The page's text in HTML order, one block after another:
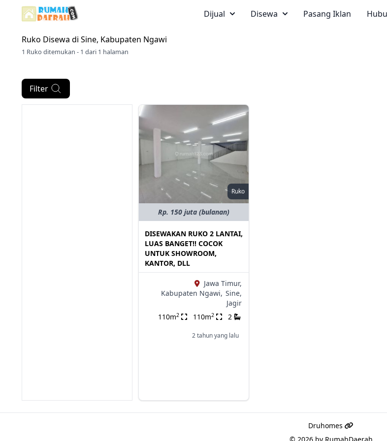
Dijual Disewa Pasang Iklan
Ruko Disewa di Sine, Kabupaten Ngawi
1 Ruko ditemukan - 1 dari 1 halaman
Filter
Ruko
Rp. 150 juta (bulanan)
DISEWAKAN RUKO 2 LANTAI,
LUAS BANGET!! COCOK
UNTUK SHOWROOM,
KANTOR, DLL
Jawa Timur,
Kabupaten Ngawi, Sine,
Jagir
110m2 110m2 2
2 tahun yang lalu
Druhomes